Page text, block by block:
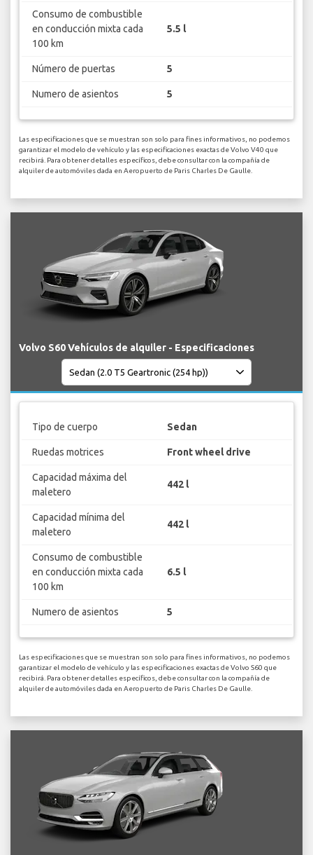
Consumo de combustible
en conducción mixta cada
100 km
5.5 l
Número de puertas 5
Numero de asientos 5
Las especificaciones que se muestran son solo para fines informativos, no podemos
garantizar el modelo de vehículo y las especificaciones exactas de Volvo V40 que
recibirá. Para obtener detalles específicos, debe consultar con la compañía de
alquiler de automóviles dada en Aeropuerto de Paris Charles De Gaulle.
Volvo S60 Vehículos de alquiler - Especificaciones
Tipo de cuerpo Sedan
Ruedas motrices Front wheel drive
Capacidad máxima del
maletero
442 l
Capacidad mínima del
maletero
442 l
Consumo de combustible
en conducción mixta cada
100 km
6.5 l
Numero de asientos 5
Las especificaciones que se muestran son solo para fines informativos, no podemos
garantizar el modelo de vehículo y las especificaciones exactas de Volvo S60 que
recibirá. Para obtener detalles específicos, debe consultar con la compañía de
alquiler de automóviles dada en Aeropuerto de Paris Charles De Gaulle.